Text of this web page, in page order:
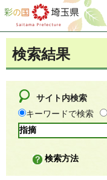
彩の国 埼玉県
検索結果
サイト内検索
キーワードで検索
検索方法